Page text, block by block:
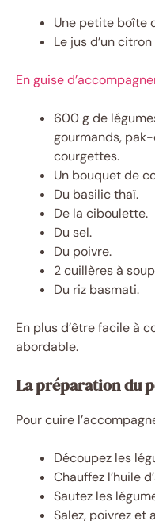
Une petite boîte
Le jus d’un
En guise
600 g de
gourmands,
courgettes.
Un bouquet de
Du basilic thaï.
De la ciboulette.
Du sel.
Du poivre.
2 cuillères à
Du riz basmati.
En plus d’être facile à
abordable.
La préparation du
Pour cuire
Découpez les
Chauffez l’huile
Sautez les
Salez, poivrez et